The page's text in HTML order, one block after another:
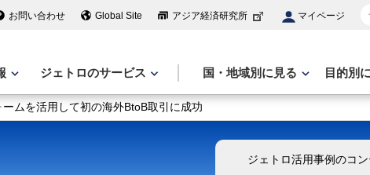
お問い合わせ Global Site アジア経済研究所 マイページ
ジェトロのサービス 国・地域別に見る 目的別
ムを活用して初の海外BtoB取引に成功
ジェトロ活用事例のコ